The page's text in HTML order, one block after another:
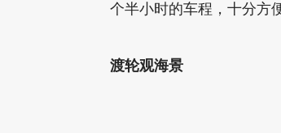
个半小时的车程，十分方
渡轮观海景